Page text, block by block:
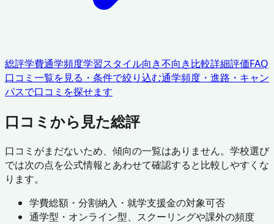
総評学費通学頻度学習スタイル向き不向き比較詳細評価FAQ
口コミ一覧を見る・条件で絞り込む通学頻度・進路・キャン
パスで口コミを探せます
口コミから見た総評
口コミがまだないため、傾向の一覧はありません。学校選び
では次の点を公式情報とあわせて確認すると比較しやすくな
ります。
学費総額・分割納入・就学支援金の対象可否
通学型・オンライン型、スクーリングや課外の頻度